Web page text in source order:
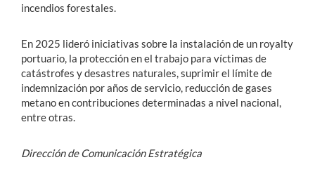
incendios forestales.
En 2025 lideró iniciativas sobre la instalación de un royalty
portuario, la protección en el trabajo para víctimas de
catástrofes y desastres naturales, suprimir el límite de
indemnización por años de servicio, reducción de gases
metano en contribuciones determinadas a nivel nacional,
entre otras.
Dirección de Comunicación Estratégica​